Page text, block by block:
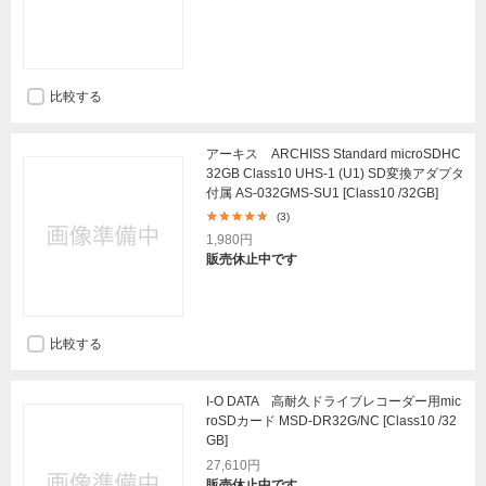
比較する
アーキス ARCHISS Standard microSDHC
32GB Class10 UHS-1 (U1) SD変換アダプタ
付属 AS-032GMS-SU1 [Class10 /32GB]
(3)
1,980円
販売休止中です
比較する
I-O DATA 高耐久ドライブレコーダー用mic
roSDカード MSD-DR32G/NC [Class10 /32
GB]
27,610円